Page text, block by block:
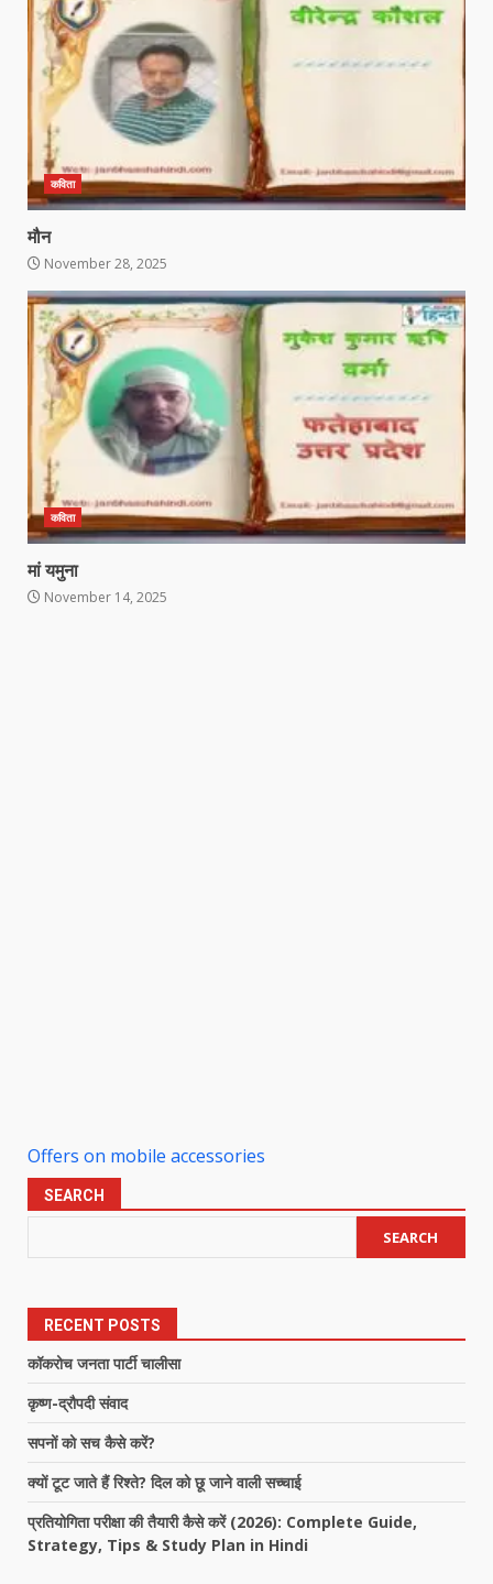
कविता
मौन
November 28, 2025
कविता
मां यमुना
November 14, 2025
Offers on mobile accessories
SEARCH
SEARCH
RECENT POSTS
कॉकरोच जनता पार्टी चालीसा
कृष्ण-द्रौपदी संवाद
सपनों को सच कैसे करें?
क्यों टूट जाते हैं रिश्ते? दिल को छू जाने वाली सच्चाई
प्रतियोगिता परीक्षा की तैयारी कैसे करें (2026): Complete Guide,
Strategy, Tips & Study Plan in Hindi